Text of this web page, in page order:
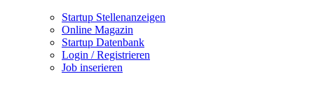
Startup Stellenanzeigen
Online Magazin
Startup Datenbank
Login / Registrieren
Job inserieren